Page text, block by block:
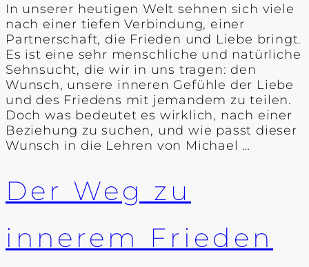
In unserer heutigen Welt sehnen sich viele
nach einer tiefen Verbindung, einer
Partnerschaft, die Frieden und Liebe bringt.
Es ist eine sehr menschliche und natürliche
Sehnsucht, die wir in uns tragen: den
Wunsch, unsere inneren Gefühle der Liebe
und des Friedens mit jemandem zu teilen.
Doch was bedeutet es wirklich, nach einer
Beziehung zu suchen, und wie passt dieser
Wunsch in die Lehren von Michael …
Der Weg zu
innerem Frieden